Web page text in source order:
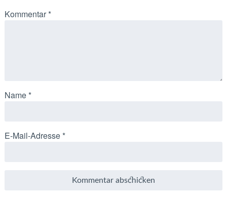
Kommentar *
Name *
E-Mail-Adresse *